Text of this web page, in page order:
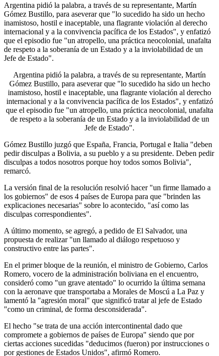
Argentina pidió la palabra, a través de su representante, Martín
Gómez Bustillo, para aseverar que "lo sucedido ha sido un hecho
inamistoso, hostil e inaceptable, una flagrante violación al derecho
internacional y a la convivencia pacífica de los Estados", y enfatizó
que el episodio fue "un atropello, una práctica neocolonial, unafalta
de respeto a la soberanía de un Estado y a la inviolabilidad de un
Jefe de Estado".
Argentina pidió la palabra, a través de su representante, Martín
Gómez Bustillo, para aseverar que "lo sucedido ha sido un hecho
inamistoso, hostil e inaceptable, una flagrante violación al derecho
internacional y a la convivencia pacífica de los Estados", y enfatizó
que el episodio fue "un atropello, una práctica neocolonial, unafalta
de respeto a la soberanía de un Estado y a la inviolabilidad de un
Jefe de Estado".
Gómez Bustillo juzgó que España, Francia, Portugal e Italia "deben
pedir disculpas a Bolivia, a su pueblo y a su presidente. Deben pedir
disculpas a todos nosotros porque hoy todos somos Bolivia",
remarcó.
La versión final de la resolución resolvió hacer "un firme llamado a
los gobiernos" de esos 4 países de Europa para que "brinden las
explicaciones necesarias" sobre lo acontecido, "así como las
disculpas correspondientes".
A último momento, se agregó, a pedido de El Salvador, una
propuesta de realizar "un llamado al diálogo respetuoso y
constructivo entre las partes".
En el primer bloque de la reunión, el ministro de Gobierno, Carlos
Romero, vocero de la administración boliviana en el encuentro,
consideró como "un grave atentado" lo ocurrido la última semana
con la aeronave que transportaba a Morales de Moscú a La Paz y
lamentó la "agresión moral" que significó tratar al jefe de Estado
"como un criminal, de forma desconsiderada".
El hecho "se trata de una acción intercontinental dado que
compromete a gobiernos de países de Europa" siendo que por
ciertas acciones sucedidas "deducimos (fueron) por instrucciones o
por gestiones de Estados Unidos", afirmó Romero.